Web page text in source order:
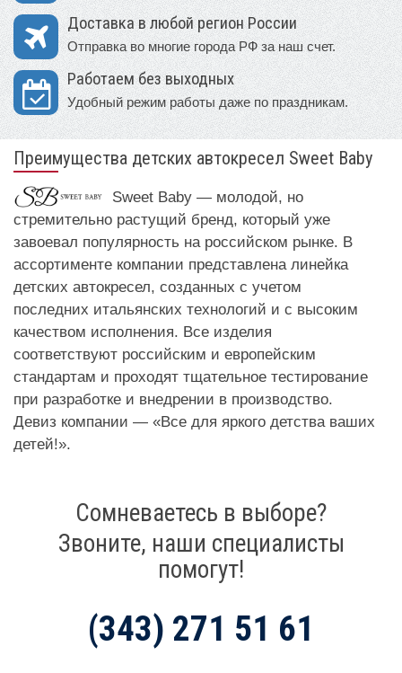
Доставка в любой регион России
Отправка во многие города РФ за наш счет.
Работаем без выходных
Удобный режим работы даже по праздникам.
Преимущества детских автокресел Sweet Baby
Sweet Baby — молодой, но
стремительно растущий бренд, который уже
завоевал популярность на российском рынке. В
ассортименте компании представлена линейка
детских автокресел, созданных с учетом
последних итальянских технологий и с высоким
качеством исполнения. Все изделия
соответствуют российским и европейским
стандартам и проходят тщательное тестирование
при разработке и внедрении в производство.
Девиз компании — «Все для яркого детства ваших
детей!».
Сомневаетесь в выборе?
Звоните, наши специалисты
помогут!
(343) 271 51 61